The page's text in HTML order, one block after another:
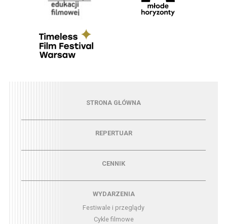
Menu - strona główna
STRONA GŁÓWNA
Menu - repertuarREPERTUAR
CENNIK
Menu - wydarzeniaWYDARZENIA
Festiwale i przeglądy
Cykle filmowe